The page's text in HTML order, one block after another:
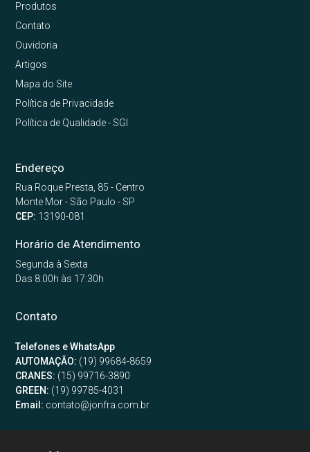
Produtos
Contato
Ouvidoria
Artigos
Mapa do Site
Política de Privacidade
Política de Qualidade - SGI
Endereço
Rua Roque Presta, 85 - Centro
Monte Mor - São Paulo - SP
CEP: 13190-081
Horário de Atendimento
Segunda à Sexta
Das 8:00h às 17:30h
Contato
Telefones e WhatsApp
AUTOMAÇÃO: (19) 99684-8659
CRANES: (15) 99716-3890
GREEN: (19) 99785-4031
Email: contato@jonfra.com.br